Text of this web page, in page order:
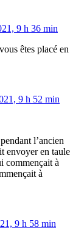
9 h 36 min
êtes placé en
9 h 52 min
l’ancien
envoyer en taule
commençait à
à
9 h 58 min